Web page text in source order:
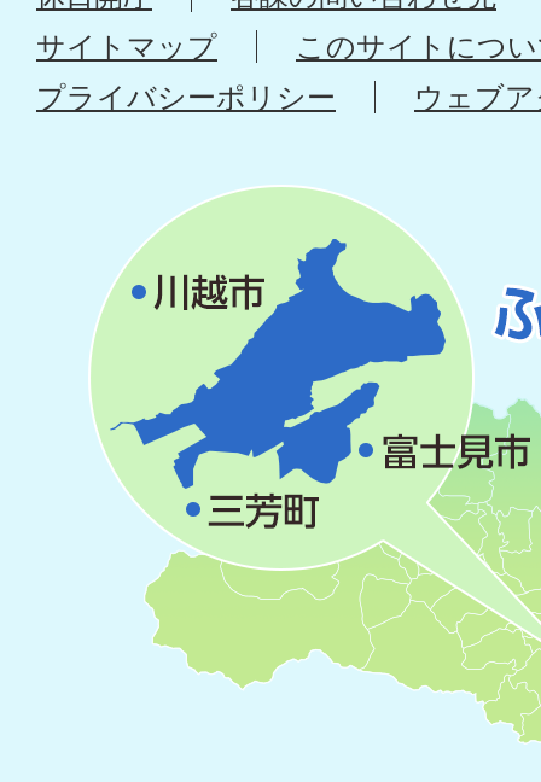
サイトマップ
このサイトにつ
プライバシーポリシー
ウェブ